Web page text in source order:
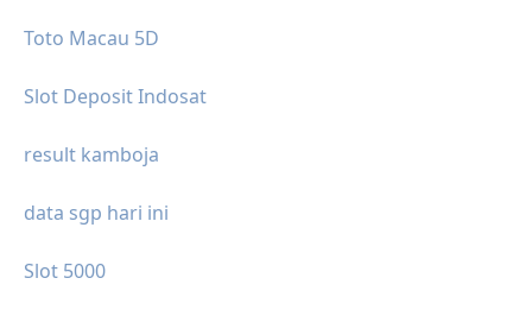
Toto Macau 5D
Slot Deposit Indosat
result kamboja
data sgp hari ini
Slot 5000